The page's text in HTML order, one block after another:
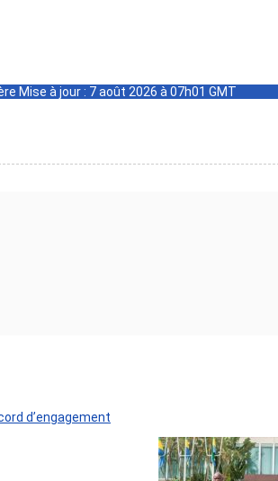
Mise à jour : 7 août 2026 à 07h01 GMT
d’engagement